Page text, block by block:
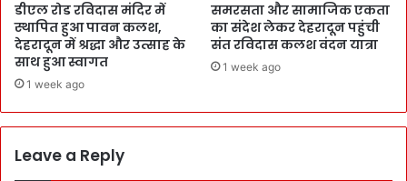
डीएल रोड रविदास मंदिर में
स्थापित हुआ पावन कलश,
देहरादून में श्रद्धा और उत्साह के
साथ हुआ स्वागत
1 week ago
समरसता और सामाजिक एकता
का संदेश लेकर देहरादून पहुंची
संत रविदास कलश वंदन यात्रा
1 week ago
Leave a Reply